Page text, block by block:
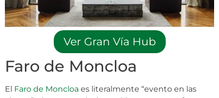
Ver Gran Vía Hub
Faro de Moncloa
El Faro de Moncloa es literalmente “evento en las